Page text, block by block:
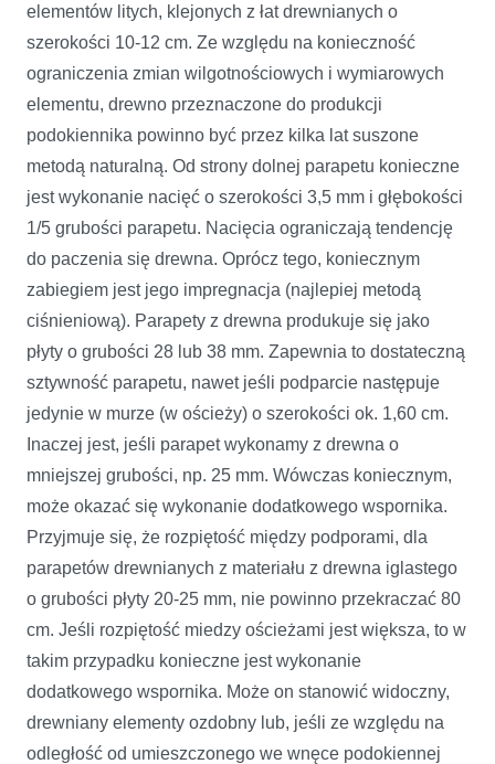
elementów litych, klejonych z łat drewnianych o
szerokości 10-12 cm. Ze względu na konieczność
ograniczenia zmian wilgotnościowych i wymiarowych
elementu, drewno przeznaczone do produkcji
podokiennika powinno być przez kilka lat suszone
metodą naturalną. Od strony dolnej parapetu konieczne
jest wykonanie nacięć o szerokości 3,5 mm i głębokości
1/5 grubości parapetu. Nacięcia ograniczają tendencję
do paczenia się drewna. Oprócz tego, koniecznym
zabiegiem jest jego impregnacja (najlepiej metodą
ciśnieniową). Parapety z drewna produkuje się jako
płyty o grubości 28 lub 38 mm. Zapewnia to dostateczną
sztywność parapetu, nawet jeśli podparcie następuje
jedynie w murze (w ościeży) o szerokości ok. 1,60 cm.
Inaczej jest, jeśli parapet wykonamy z drewna o
mniejszej grubości, np. 25 mm. Wówczas koniecznym,
może okazać się wykonanie dodatkowego wspornika.
Przyjmuje się, że rozpiętość między podporami, dla
parapetów drewnianych z materiału z drewna iglastego
o grubości płyty 20-25 mm, nie powinno przekraczać 80
cm. Jeśli rozpiętość miedzy ościeżami jest większa, to w
takim przypadku konieczne jest wykonanie
dodatkowego wspornika. Może on stanowić widoczny,
drewniany elementy ozdobny lub, jeśli ze względu na
odległość od umieszczonego we wnęce podokiennej